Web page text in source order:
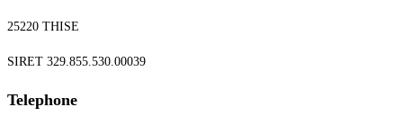
25220 THISE
SIRET 329.855.530.00039
Telephone